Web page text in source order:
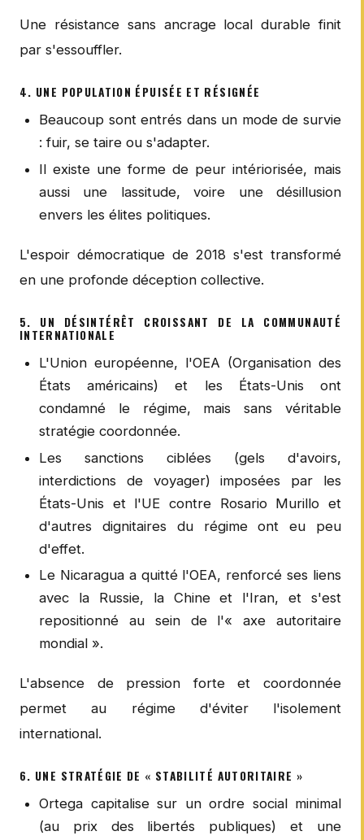
Une résistance sans ancrage local durable finit
par s'essouffler.
4. UNE POPULATION ÉPUISÉE ET RÉSIGNÉE
Beaucoup sont entrés dans un mode de survie
: fuir, se taire ou s'adapter.
Il existe une forme de peur intériorisée, mais
aussi une lassitude, voire une désillusion
envers les élites politiques.
L'espoir démocratique de 2018 s'est transformé
en une profonde déception collective.
5. UN DÉSINTÉRÊT CROISSANT DE LA COMMUNAUTÉ
INTERNATIONALE
L'Union européenne, l'OEA (Organisation des
États américains) et les États-Unis ont
condamné le régime, mais sans véritable
stratégie coordonnée.
Les sanctions ciblées (gels d'avoirs,
interdictions de voyager) imposées par les
États-Unis et l'UE contre Rosario Murillo et
d'autres dignitaires du régime ont eu peu
d'effet.
Le Nicaragua a quitté l'OEA, renforcé ses liens
avec la Russie, la Chine et l'Iran, et s'est
repositionné au sein de l'« axe autoritaire
mondial ».
L'absence de pression forte et coordonnée
permet au régime d'éviter l'isolement
international.
6. UNE STRATÉGIE DE « STABILITÉ AUTORITAIRE »
Ortega capitalise sur un ordre social minimal
(au prix des libertés publiques) et une